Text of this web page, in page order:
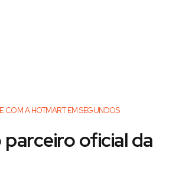
COM A HOTMART EM SEGUNDOS
oficial da